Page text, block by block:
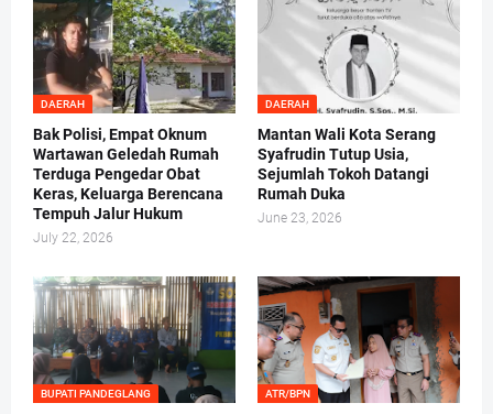
DAERAH
Bak Polisi, Empat Oknum
Wartawan Geledah Rumah
Terduga Pengedar Obat
Keras, Keluarga Berencana
Tempuh Jalur Hukum
July 22, 2026
DAERAH
Mantan Wali Kota Serang
Syafrudin Tutup Usia,
Sejumlah Tokoh Datangi
Rumah Duka
June 23, 2026
BUPATI PANDEGLANG ATR/BPN